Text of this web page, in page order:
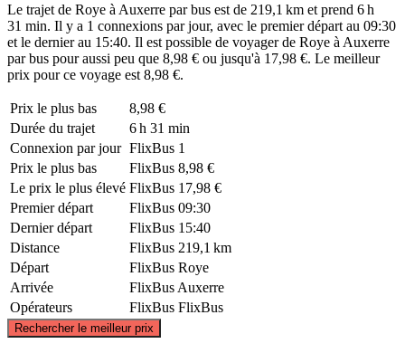
Le trajet de Roye à Auxerre par bus est de 219,1 km et prend 6 h
31 min. Il y a 1 connexions par jour, avec le premier départ au 09:30
et le dernier au 15:40. Il est possible de voyager de Roye à Auxerre
par bus pour aussi peu que 8,98 € ou jusqu'à 17,98 €. Le meilleur
prix pour ce voyage est 8,98 €.
Prix ​​le plus bas
8,98 €
Durée du trajet
6 h 31 min
Connexion par jour FlixBus 1
Prix ​​le plus bas
FlixBus 8,98 €
Le prix le plus élevé FlixBus 17,98 €
Premier départ
FlixBus 09:30
Dernier départ
FlixBus 15:40
Distance
FlixBus 219,1 km
Départ
FlixBus Roye
Arrivée
FlixBus Auxerre
Opérateurs
FlixBus FlixBus
Rechercher le meilleur prix
©CARTO